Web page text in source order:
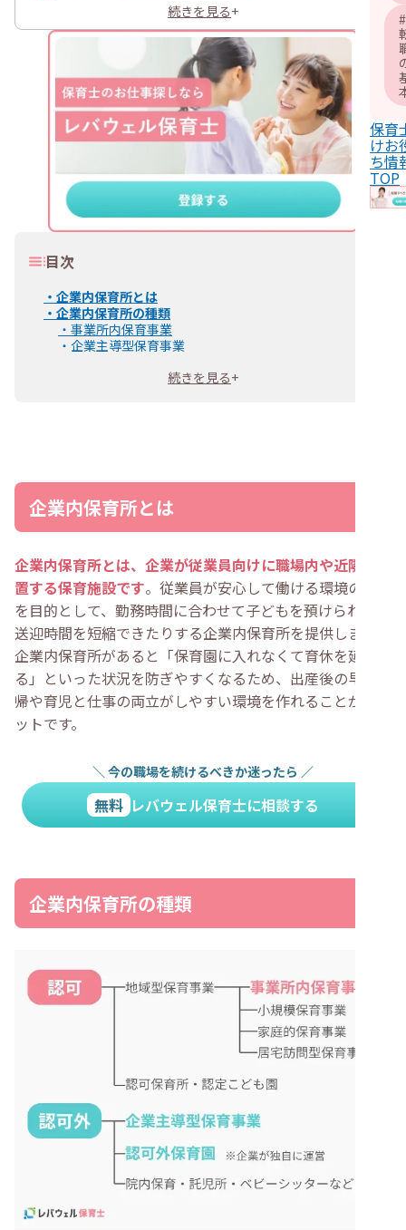
#
保育
けお
ち情
TOP
続きを見る+
目次
・ 企業内保育所とは
・ 企業内保育所の種類
・ 事業所内保育事業
・ 企業主導型保育事業
企業内保育所の特徴・保育園との違い
・1.少人数で一人ひとりを見守りやすい
・4.大規模な行事が少なく負担が軽減される
・5.保護者と連絡が取りやすい
・企業内保育所で保育士として働くデメリット3選
・ 1.保育環境や設備が制限される場合がある
・2.業績によって給与の減少や閉鎖のリスクがある
・3.多くの子どもたちをまとめる経験を積みにくい
・企業内保育所に向いている保育士の特徴
・ 仕事とプライベートを両立しやすい職場で働きたい人
・ アットホームな雰囲気のなかで働きたい人
・アクセスの良い職場で働きたい人
・企業内保育所に向いていない保育士の特徴
キャリアアップを重視する人
・企業内保育所への就職・転職で確認すべきポイント
親会社の経営状況や業績
開園時間や夜勤の有無
・企業内保育所と一般の保育園で給与に違いはある？
・企業内保育所は保育士資格がなくても働ける？
・まとめ
続きを見る+
企業内保育所とは
企業内保育所とは、企業が従業員向けに職場内や近隣に設
置する保育施設です。従業員が安心して働ける環境の整備
を目的として、勤務時間に合わせて子どもを預けられたり
送迎時間を短縮できたりする企業内保育所を提供します。
企業内保育所があると「保育園に入れなくて育休を延長す
る」といった状況を防ぎやすくなるため、出産後の早期復
帰や育児と仕事の両立がしやすい環境を作れることがメリ
ットです。
＼ 今の職場を続けるべきか迷ったら ／
無料 レバウェル保育士に相談する
企業内保育所の種類